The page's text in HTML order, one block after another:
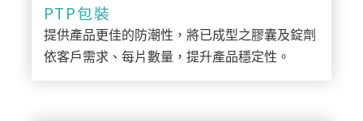
PTP包裝
提供產品更佳的防潮性，將已成型之膠囊及錠劑
依客戶需求、每片數量，提升產品穩定性。